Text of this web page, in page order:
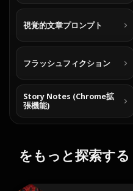
視覚的文章プロンプト
フラッシュフィクション
Story Notes (Chrome拡
張機能)
をもっと探索す